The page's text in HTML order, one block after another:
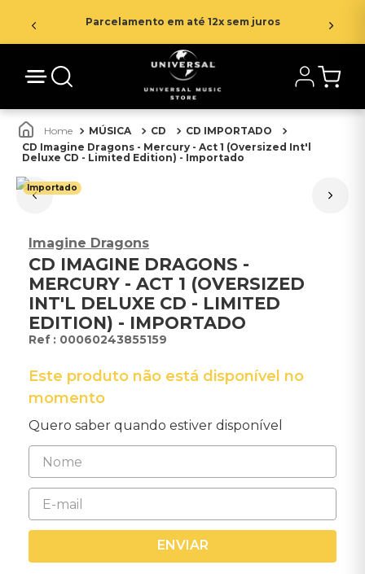
Parcelamento em até 12x sem juros
MÚSICA CD
CD IMPORTADO
CD Imagine Dragons - Mercury - Act 1 (Oversized Int'l
Deluxe CD - Limited Edition) - Importado
Importado
Imagine Dragons
CD IMAGINE DRAGONS -
MERCURY - ACT 1 (OVERSIZED
INT'L DELUXE CD - LIMITED
EDITION) - IMPORTADO
: 00060243855159
Este produto não está disponível no
momento
Quero saber quando estiver disponível
ENVIAR